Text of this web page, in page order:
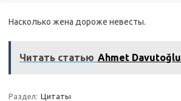
Насколько жена дороже невесты.
Читать статью Ahmet Davutoğlu
Раздел: Цитаты